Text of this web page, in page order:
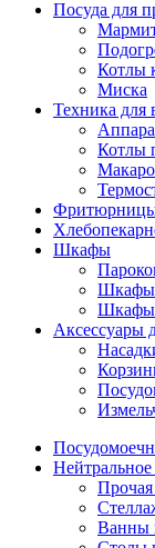
Посуда для
Котлы
Миска
Техника для
Котлы
Шкафы
Шкафы
Шкафы
Аксессуары
Прочая
Ванны